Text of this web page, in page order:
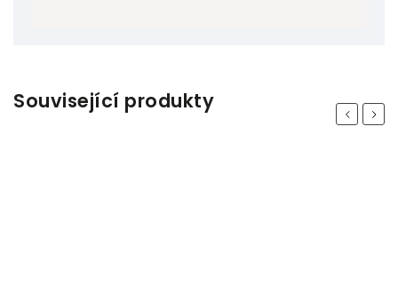
Související produkty Previous
Next